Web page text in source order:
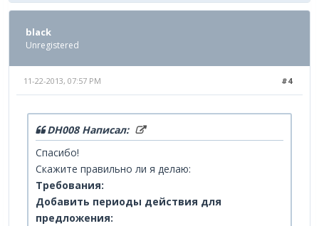
black
Unregistered
#4
11-22-2013, 07:57 PM
DH008 Написал:
Спасибо!
Скажите правильно ли я делаю:
Требования:
Добавить периоды действия для
предложения: